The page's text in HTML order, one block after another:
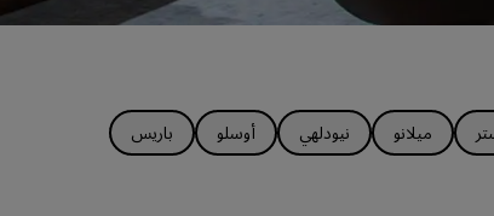
ميلانو نيودلهي أوسلو
باريس